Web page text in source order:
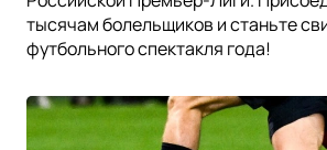
тысячам болельщиков и станьте
футбольного спектакля года!